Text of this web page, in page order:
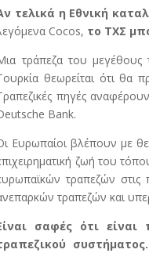
τελικά η Εθνική
Cocos, το ΤΧΣ
τράπεζα του μεγέθους
θεωρείται ότι θα
πηγές
Bank.
Ευρωπαίοι βλέπουν με
ζωή του
τραπεζών στις
τραπεζών και
σαφές ότι